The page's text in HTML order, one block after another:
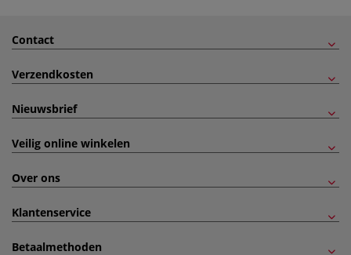
Contact
Verzendkosten
Nieuwsbrief
Veilig online winkelen
Over ons
Klantenservice
Betaalmethoden